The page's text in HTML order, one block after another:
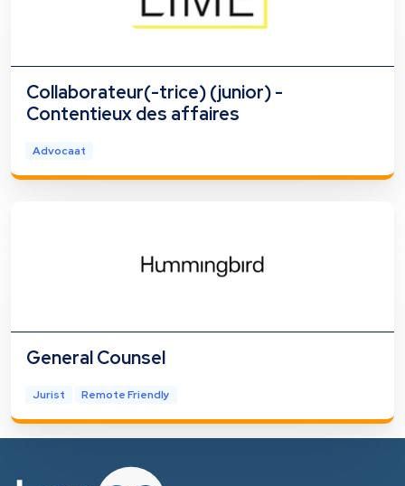
Collaborateur(-trice) (junior) -
Contentieux des affaires
Advocaat
General Counsel
Jurist Remote Friendly